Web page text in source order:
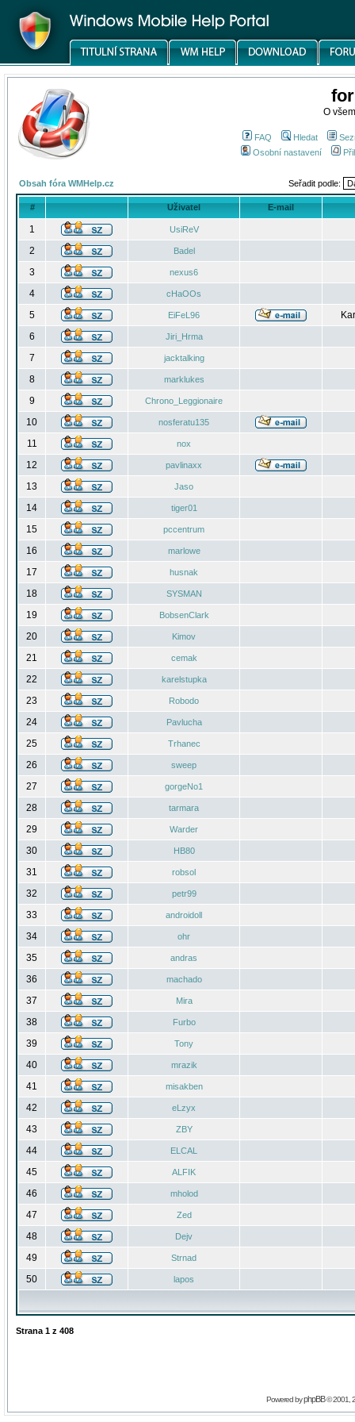
O
FAQ Hledat
Osobní nastavení
Obsah fóra WMHelp.cz Seřadit podle:
# Uživatel E-mail
1 UsiReV
2 Badel
3 nexus6
4 cHaOOs
5 EiFeL96
6
Jiri_Hrma
7 jacktalking
8 marklukes
9 Chrono_Leggionaire
10 nosferatu135
11 nox
12 pavlinaxx
13 Jaso
14 tiger01
15 pccentrum
16 marlowe
17 husnak
18 SYSMAN
19 BobsenClark
20 Kimov
21 cemak
22 karelstupka
23 Robodo
24 Pavlucha
25 Trhanec
26 sweep
27 gorgeNo1
28 tarmara
29 Warder
30 HB80
31 robsol
32 petr99
33 androidoll
34 ohr
35 andras
36 machado
37 Mira
38 Furbo
39 Tony
40 mrazik
41 misakben
42 eLzyx
43 ZBY
44 ELCAL
45 ALFIK
46 mholod
47 Zed
48 Dejv
49 Strnad
50 lapos
Strana 1 z 408
Powered byphpBB© 2001,